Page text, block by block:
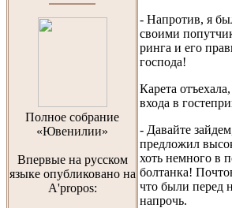
Полноe собраниe
«Ювенилии»
Впервые на русском
языке опубликовано на
A'propos:
- Напротив, я
своими
ринга и его
господа!
Карета
входа в
- Давайте
предложил
хоть немного в
болтанка!
что были перед
напрочь.